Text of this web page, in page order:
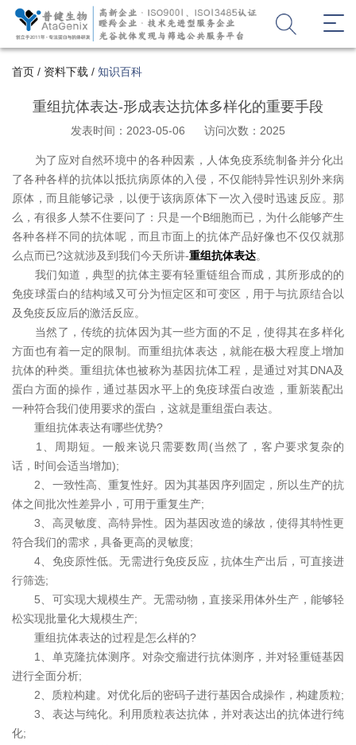
首页 / 资料下载 / 知识百科
重组抗体表达-形成表达抗体多样化的重要手段
发表时间：2023-05-06 访问次数：2025
为了应对自然环境中的各种因素，人体免疫系统制备并分化出
了各种各样的抗体以抵抗病原体的入侵，不仅能特异性识别外来病
原体，而且能够记录，以便于该病原体下一次入侵时迅速反应。那
么，有很多人禁不住要问了：只是一个B细胞而已，为什么能够产生
各种各样不同的抗体呢，而且市面上的抗体产品好像也不仅仅就那
么点而已?这就涉及到我们今天所讲-重组抗体表达。
我们知道，典型的抗体主要有轻重链组合而成，其所形成的的
免疫球蛋白的结构域又可分为恒定区和可变区，用于与抗原结合以
及免疫反应后的激活反应。
当然了，传统的抗体因为其一些方面的不足，使得其在多样化
方面也有着一定的限制。而重组抗体表达，就能在极大程度上增加
抗体的种类。重组抗体也被称为基因抗体工程，是通过对其DNA及
蛋白方面的操作，通过基因水平上的免疫球蛋白改造，重新装配出
一种符合我们使用要求的蛋白，这就是重组蛋白表达。
重组抗体表达有哪些优势?
1、周期短。一般来说只需要数周(当然了，客户要求复杂的
话，时间会适当增加);
2、一致性高、重复性好。因为其基因序列固定，所以生产的抗
体之间批次性差异小，可用于重复生产;
3、高灵敏度、高特异性。因为基因改造的缘故，使得其特性更
符合我们的需求，具备更高的灵敏度;
4、免疫原性低。无需进行免疫反应，抗体生产出后，可直接进
行筛选;
5、可实现大规模生产。无需动物，直接采用体外生产，能够轻
松实现批量化大规模生产;
重组抗体表达的过程是怎么样的?
1、单克隆抗体测序。对杂交瘤进行抗体测序，并对轻重链基因
进行全面分析;
2、质粒构建。对优化后的密码子进行基因合成操作，构建质粒;
3、表达与纯化。利用质粒表达抗体，并对表达出的抗体进行纯
化;